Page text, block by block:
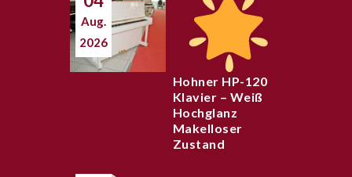
Aug.
2026
Hohner HP-120
Klavier – Weiß
Hochglanz
Makelloser
Zustand